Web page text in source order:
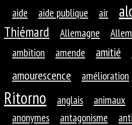
aide
aide publique air
Thiémard
Allemagne
ambition
amende amitié
amourescence amélioration
Ritorno
anglais animaux
anonymes antagonisme